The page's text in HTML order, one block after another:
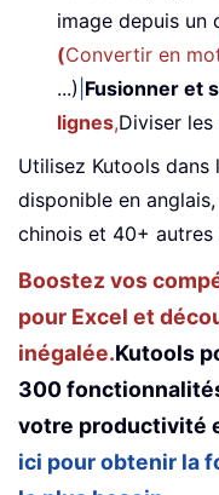
image depuis un
(Convertir en
...) Fusionner et
lignes,Diviser les
Utilisez Kutools
disponible en
chinois et 40+ autres
Boostez vos
pour Excel et
inégalée.Kutools
300
votre productivité
ici pour obtenir la